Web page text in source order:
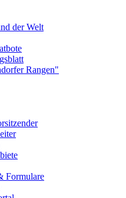
der Welt
Rangen"
Formulare